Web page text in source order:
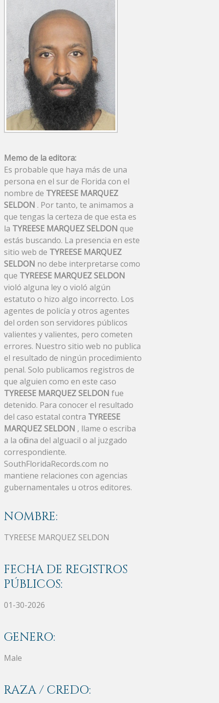
Memo de la editora:
Es probable que haya más de una
persona en el sur de Florida con el
nombre de TYREESE MARQUEZ
SELDON . Por tanto, te animamos a
que tengas la certeza de que esta es
la TYREESE MARQUEZ SELDON que
estás buscando. La presencia en este
sitio web de TYREESE MARQUEZ
SELDON no debe interpretarse como
que TYREESE MARQUEZ SELDON
violó alguna ley o violó algún
estatuto o hizo algo incorrecto. Los
agentes de policía y otros agentes
del orden son servidores públicos
valientes y valientes, pero cometen
errores. Nuestro sitio web no publica
el resultado de ningún procedimiento
penal. Solo publicamos registros de
que alguien como en este caso
TYREESE MARQUEZ SELDON fue
detenido. Para conocer el resultado
del caso estatal contra TYREESE
MARQUEZ SELDON , llame o escriba
a la oficina del alguacil o al juzgado
correspondiente.
SouthFloridaRecords.com no
mantiene relaciones con agencias
gubernamentales u otros editores.
NOMBRE:
TYREESE MARQUEZ SELDON
FECHA DE REGISTROS
PÚBLICOS:
01-30-2026
GENERO:
Male
RAZA / CREDO: